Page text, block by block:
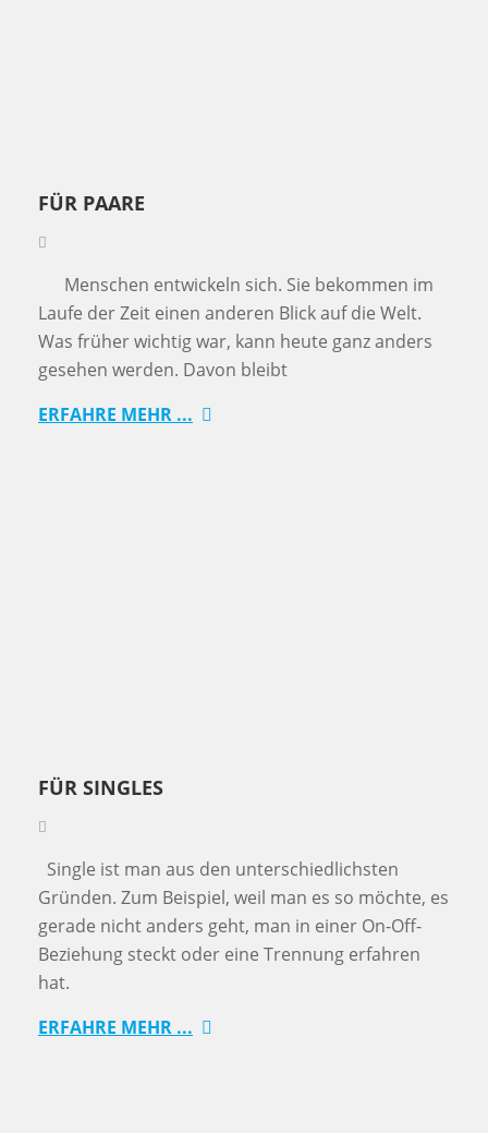
FÜR PAARE
Menschen entwickeln sich. Sie bekommen im
Laufe der Zeit einen anderen Blick auf die Welt.
Was früher wichtig war, kann heute ganz anders
gesehen werden. Davon bleibt
ERFAHRE MEHR ...
FÜR SINGLES
Single ist man aus den unterschiedlichsten
Gründen. Zum Beispiel, weil man es so möchte, es
gerade nicht anders geht, man in einer On-Off-
Beziehung steckt oder eine Trennung erfahren
hat.
ERFAHRE MEHR ...